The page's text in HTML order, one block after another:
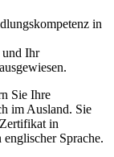
in
und Ihr
Sie Ihre
im Ausland. Sie
in
Sprache.